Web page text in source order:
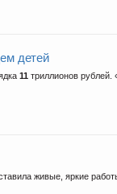
детей
11 триллионов рублей.
живые, яркие